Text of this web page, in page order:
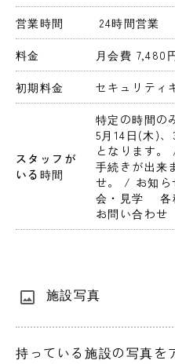
営業時間 24時間営業
料金 月会費 7,480
初期料金 セキュリティ
スタッフが
いる時間
特定の時間の
5月14日(木)
となります
手続きが出来
せ。 / お知ら
会・見学　
お問い合わせ
施設写真
持っている施設の写真を